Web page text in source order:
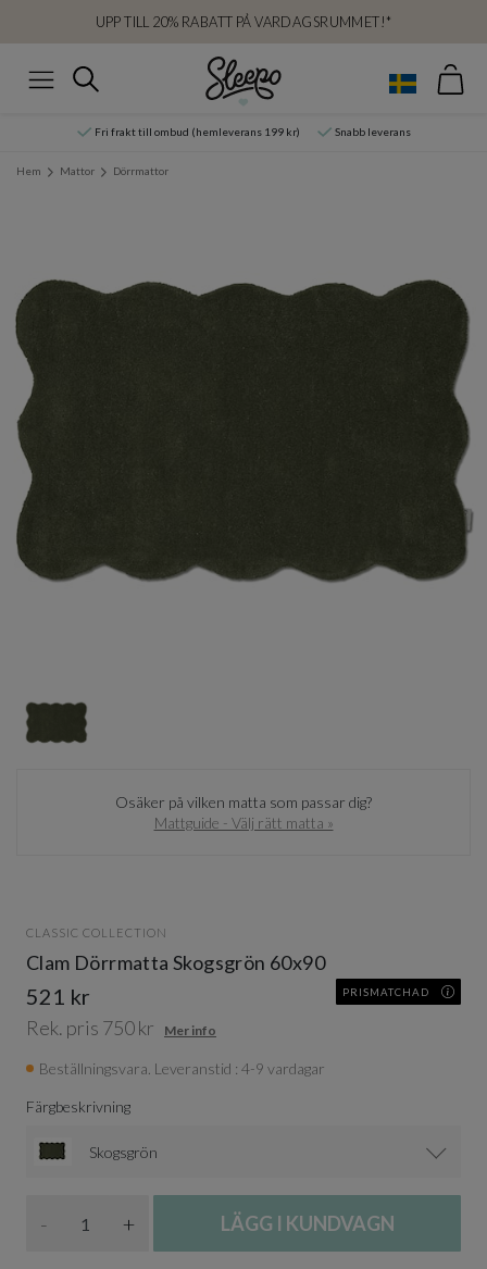
UPP TILL 20% RABATT PÅ VARDAGSRUMMET!*
Sök
Fri frakt till ombud (hemleverans 199 kr) Snabb leverans
Hem Mattor Dörrmattor
Osäker på vilken matta som passar dig?
Mattguide - Välj rätt matta »
CLASSIC COLLECTION
Clam Dörrmatta Skogsgrön 60x90
521 kr PRISMATCHAD
Rek. pris 750 kr Mer info
Beställningsvara. Leveranstid : 4-9 vardagar
Färgbeskrivning
Skogsgrön
- + LÄGG I KUNDVAGN